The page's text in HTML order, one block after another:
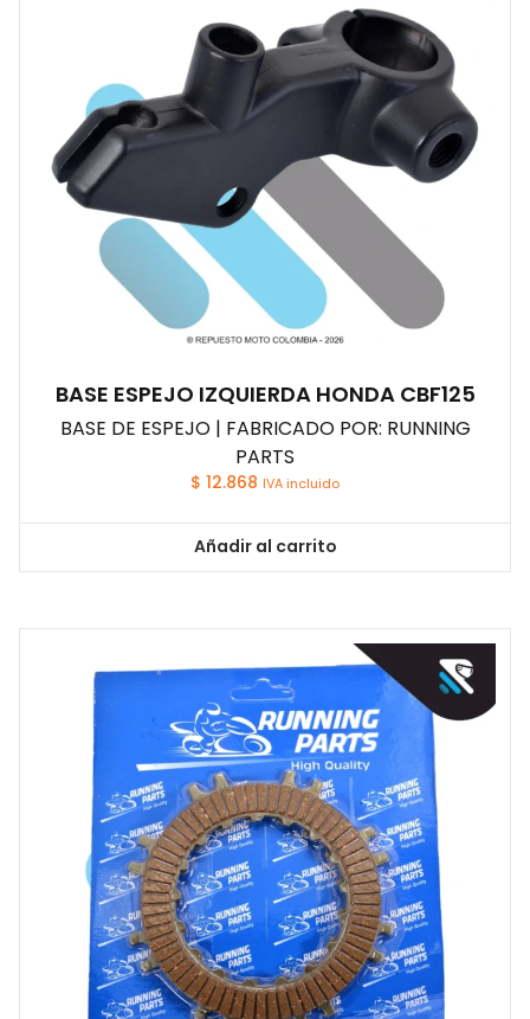
BASE ESPEJO IZQUIERDA HONDA CBF125
BASE DE ESPEJO | FABRICADO POR: RUNNING
PARTS
$ 12.868 IVA incluido
Añadir al carrito